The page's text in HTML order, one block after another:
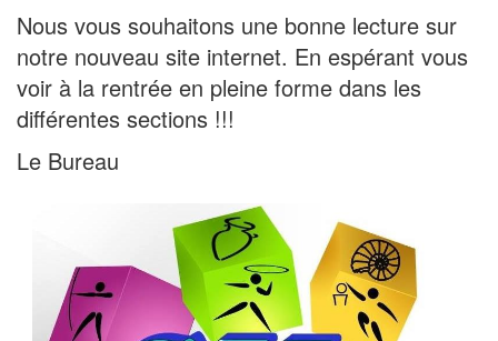
Nous vous souhaitons une bonne lecture sur
notre nouveau site internet. En espérant vous
voir à la rentrée en pleine forme dans les
différentes sections !!!
Le Bureau